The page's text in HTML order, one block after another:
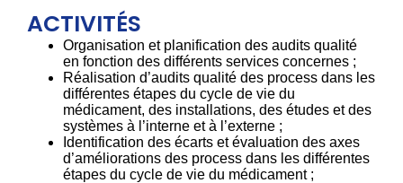
ACTIVITÉS
Organisation et planification des audits qualité
en fonction des différents services concernes ;
Réalisation d’audits qualité des process dans les
différentes étapes du cycle de vie du
médicament, des installations, des études et des
systèmes à l’interne et à l’externe ;
Identification des écarts et évaluation des axes
d’améliorations des process dans les différentes
étapes du cycle de vie du médicament ;